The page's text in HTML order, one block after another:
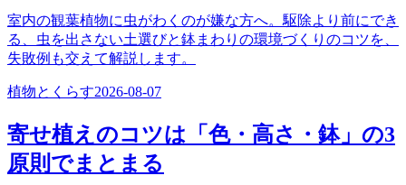
室内の観葉植物に虫がわくのが嫌な方へ。駆除より前にでき
る、虫を出さない土選びと鉢まわりの環境づくりのコツを、
失敗例も交えて解説します。
植物とくらす2026-08-07
寄せ植えのコツは「色・高さ・鉢」の3
原則でまとまる